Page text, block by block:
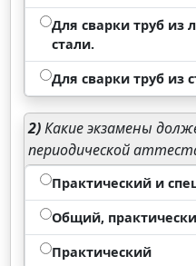
Для сварки труб из
стали.
Для сварки труб из
2)Какие экзамены
периодической
Практический и
Общий,
Практический